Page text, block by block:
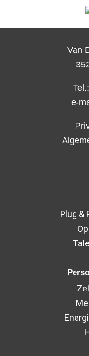
Van
e-
Plug &